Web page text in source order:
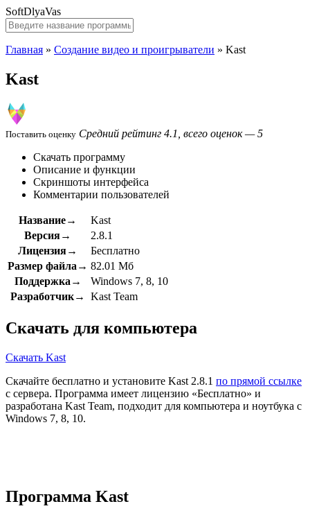
SoftDlyaVas
Главная » Создание видео и проигрыватели » Kast
Kast
Поставить оценку Средний рейтинг 4.1, всего оценок — 5
Скачать программу
Описание и функции
Скриншоты интерфейса
Комментарии пользователей
Название→
Kast
Версия→
2.8.1
Лицензия→
Бесплатно
Размер файла→ 82.01 Мб
Поддержка→
Windows 7, 8, 10
Разработчик→
Kast Team
Скачать для компьютера
Скачать Kast
Скачайте бесплатно и установите Kast 2.8.1 по прямой ссылке
с сервера. Программа имеет лицензию «Бесплатно» и
разработана Kast Team, подходит для компьютера и ноутбука с
Windows 7, 8, 10.
Программа Kast